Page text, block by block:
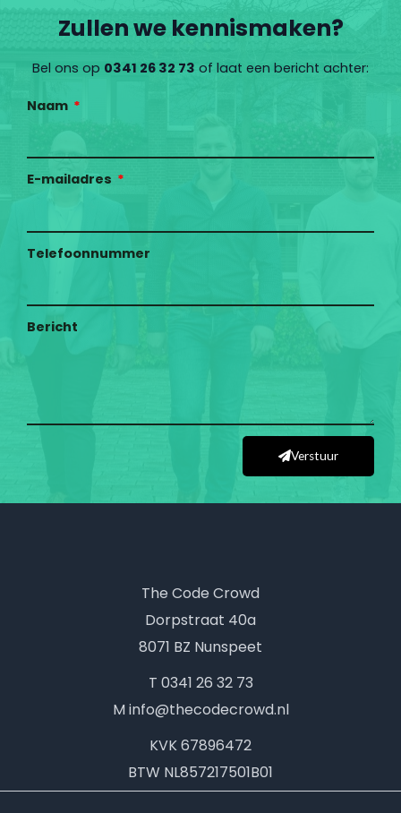
Zullen we kennismaken?
Bel ons op 0341 26 32 73 of laat een bericht achter:
Naam
E-mailadres
Telefoonnummer
Bericht
Verstuur
The Code Crowd
Dorpstraat 40a
8071 BZ Nunspeet
T 0341 26 32 73
M info@thecodecrowd.nl
KVK67896472
BTW NL857217501B01